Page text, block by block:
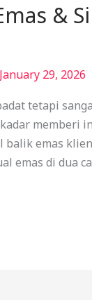
&
January 29, 2026
tetapi
memberi
emas
emas di dua